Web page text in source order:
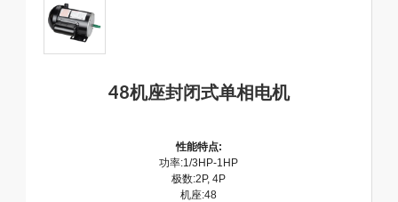
48机座封闭式单相电机
性能特点:
功率:1/3HP-1HP
极数:2P, 4P
机座:48